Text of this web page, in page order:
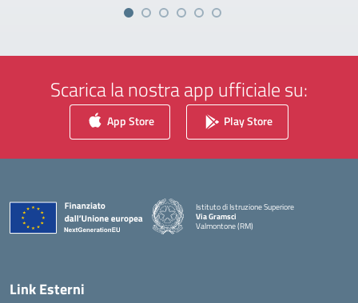
Scarica la nostra app ufficiale su:
App Store Play Store
Istituto di Istruzione Superiore
Via Gramsci
Valmontone (RM)
Link Esterni